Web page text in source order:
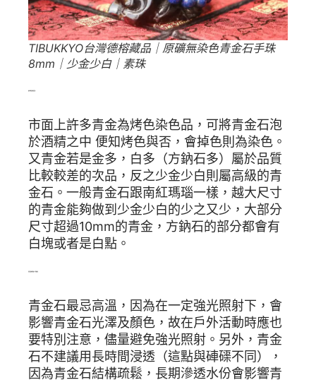
TIBUKKYO台灣德榕藏品｜原礦無染色青金石手珠
8mm｜少金少白｜素珠
市面上許多青金為烤色染色品，可將青金石泡
於酒精之中 便知烤色與否，會掉色則為染色。
又青金若是金多，白多（方鈉石多）屬於品質
比較較差的次品，反之少金少白則屬高級的青
金石。一般青金石跟南紅瑪瑙一樣，越大尺寸
的青金能夠做到少金少白的少之又少，大部分
尺寸超過10mm的青金，方鈉石的部分都會有
白塊或者是白點。
青金石最忌高溫，因為在一定強光照射下，會
影響青金石光澤及顏色，故在戶外活動時應也
要特別注意，儘量避免強光照射。另外，青金
石不建議用長時間浸透（這點與硨磲不同），
因為青金石結構疏鬆，長期滲透水份會影響青